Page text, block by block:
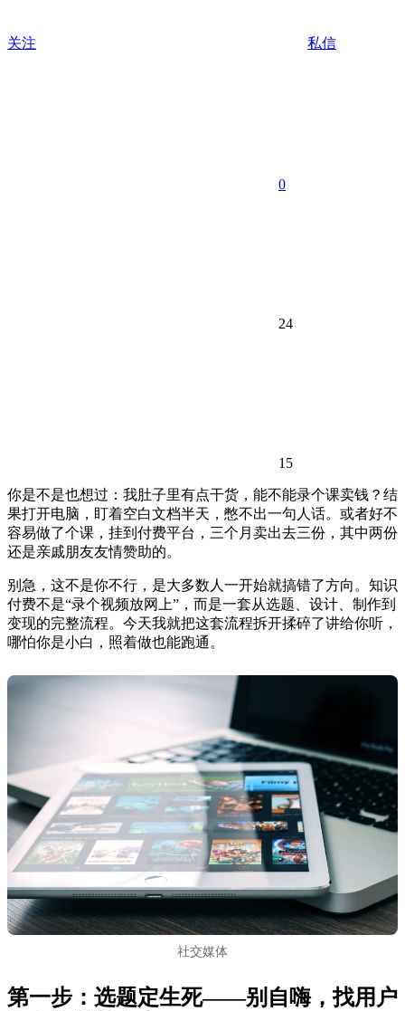
关注 私信
0
24
15
你是不是也想过：我肚子里有点干货，能不能录个课卖钱？结
果打开电脑，盯着空白文档半天，憋不出一句人话。或者好不
容易做了个课，挂到付费平台，三个月卖出去三份，其中两份
还是亲戚朋友友情赞助的。
别急，这不是你不行，是大多数人一开始就搞错了方向。知识
付费不是“录个视频放网上”，而是一套从选题、设计、制作到
变现的完整流程。今天我就把这套流程拆开揉碎了讲给你听，
哪怕你是小白，照着做也能跑通。
社交媒体
第一步：选题定生死——别自嗨，找用户